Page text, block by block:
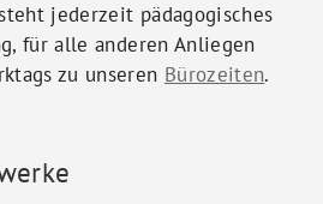
jederzeit pädagogisches
für alle anderen Anliegen
zu unseren Bürozeiten.